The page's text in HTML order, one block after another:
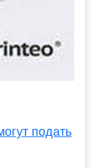
подать